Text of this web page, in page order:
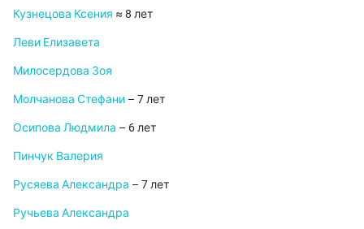
Кузнецова Ксения ≈ 8 лет
Леви Елизавета
Милосердова Зоя
Молчанова Стефани – 7 лет
Осипова Людмила – 6 лет
Пинчук Валерия
Русяева Александра – 7 лет
Ручьева Александра